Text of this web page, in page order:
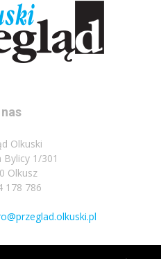
nas
Olkuski
Bylicy 1/301
Olkusz
178 786